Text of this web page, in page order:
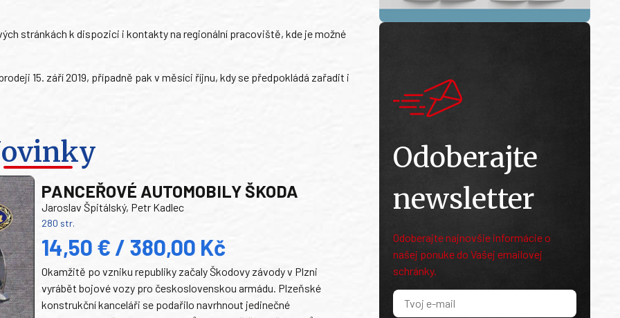
stránkách k dispozici i kontakty na regionální pracoviště, kde je možné
15. září 2019, případně pak v měsíci říjnu, kdy se předpokládá zařadit i
PANCEŘOVÉ AUTOMOBILY ŠKODA
Jaroslav Špitálský, Petr Kadlec
280 str.
14,50 € / 380,00 Kč
Okamžitě po vzniku republiky začaly Škodovy závody v Plzni
vyrábět bojové vozy pro československou armádu. Plzeňské
konstrukční kanceláři se podařilo navrhnout jedinečné
Odoberajte
newsletter
Odoberajte najnovšie informácie o
našej ponuke do Vašej emailovej
schránky.